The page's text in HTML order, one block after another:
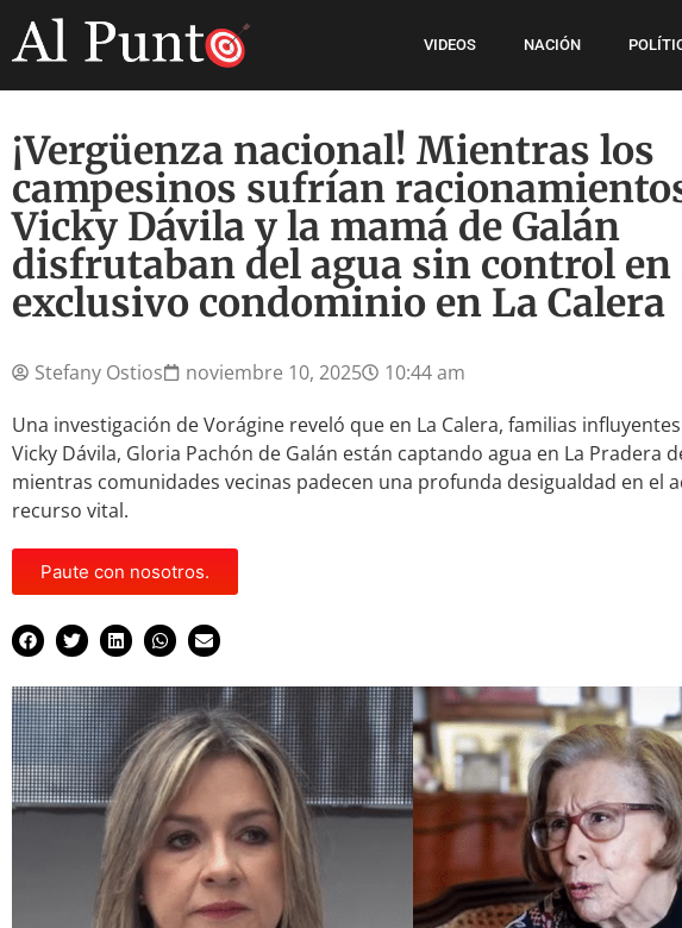
VIDEOS NACIÓN
¡Vergüenza nacional! Mientras los
campesinos sufrían
Vicky Dávila y la mamá de Galán
disfrutaban del agua sin control en
exclusivo condominio en La Calera
Stefany Ostios noviembre 10, 2025
10:44 am
Una investigación de Vorágine reveló que en La Calera, familias
Vicky Dávila, Gloria Pachón de Galán están captando agua en La Pradera
mientras comunidades vecinas padecen una profunda desigualdad en el
recurso vital.
Paute con nosotros.